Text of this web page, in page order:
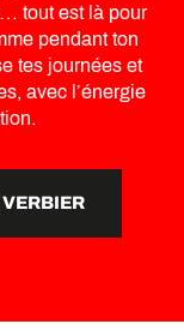
tout est là pour
pendant ton
tes journées et
avec l’énergie